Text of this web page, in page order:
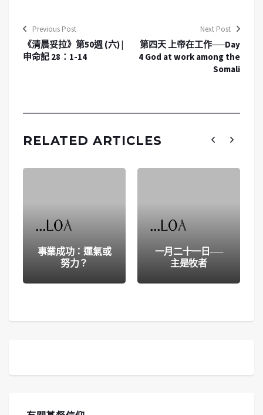
Previous Post
《清晨妥拉》第50週 (六) |
申命記 28：1-14
Next Post
第四天 上帝在工作──Day
4 God at work among the
Somali
RELATED ARTICLES
事業成功：運氣或
努力？
一月二十一日──
主是牧者